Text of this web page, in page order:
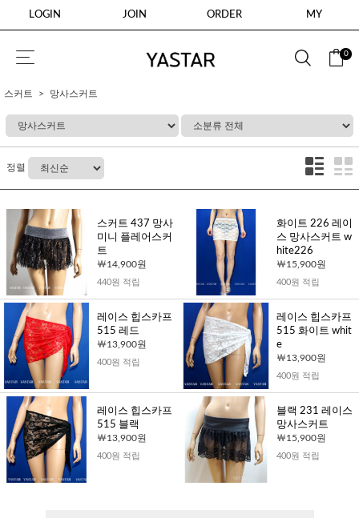
LOGIN JOIN ORDER MY
0
스커트 망사스커트
정렬
스커트 437 망사
미니 플레어스커
트
14,900원
440원 적립
화이트 226 레이
스 망사스커트 w
hite226
15,900원
400원 적립
레이스 힙스카프
515 레드
13,900원
400원 적립
레이스 힙스카프
515 화이트 whit
e
13,900원
400원 적립
레이스 힙스카프
515 블랙
13,900원
400원 적립
블랙 231 레이스
망사스커트
15,900원
400원 적립